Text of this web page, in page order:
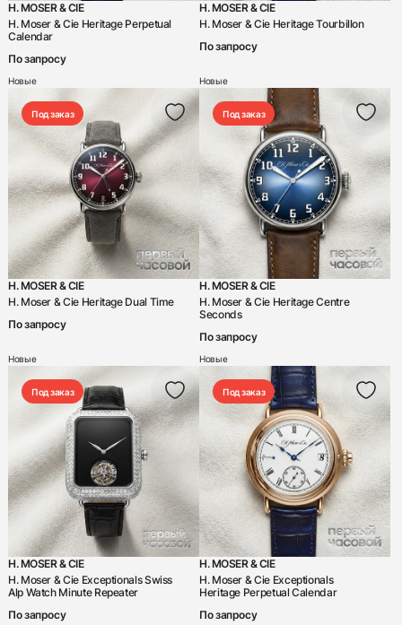
438
285
145
142
205
204
195
150
6
H. MOSER & CIE
H. Moser & Cie Heritage Perpetual
Calendar
По запросу
Новые
H. MOSER & CIE
H. Moser & Cie Heritage Tourbillon
По запросу
Новые
Под заказ
H. MOSER & CIE
H. Moser & Cie Heritage Dual Time
По запросу
Новые
Под заказ
H. MOSER & CIE
H. Moser & Cie Heritage Centre
Seconds
По запросу
Новые
Под заказ
H. MOSER & CIE
H. Moser & Cie Exceptionals Swiss
Alp Watch Minute Repeater
По запросу
Под заказ
H. MOSER & CIE
H. Moser & Cie Exceptionals
Heritage Perpetual Calendar
По запросу